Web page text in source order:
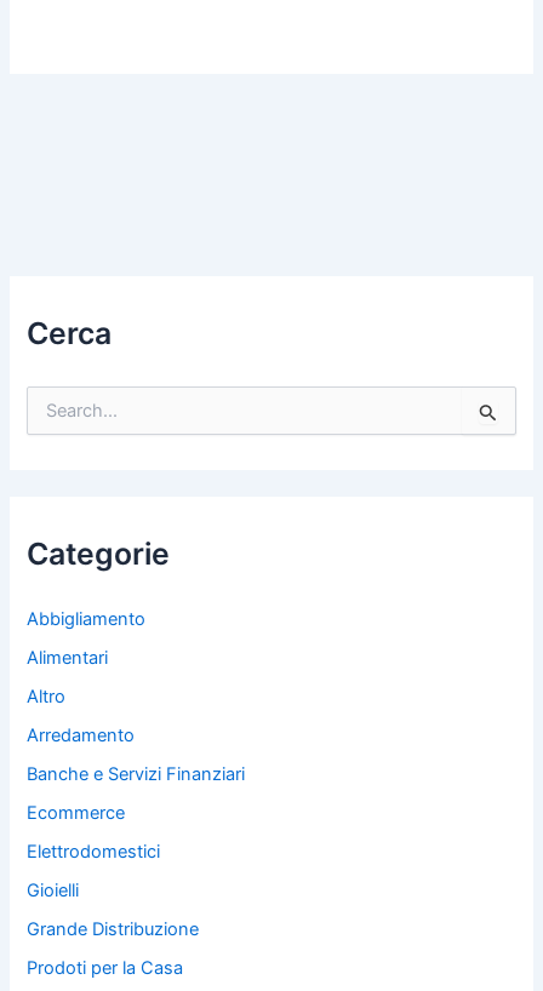
Cerca
Categorie
Abbigliamento
Alimentari
Altro
Arredamento
Banche e Servizi Finanziari
Ecommerce
Elettrodomestici
Gioielli
Grande Distribuzione
Prodoti per la Casa